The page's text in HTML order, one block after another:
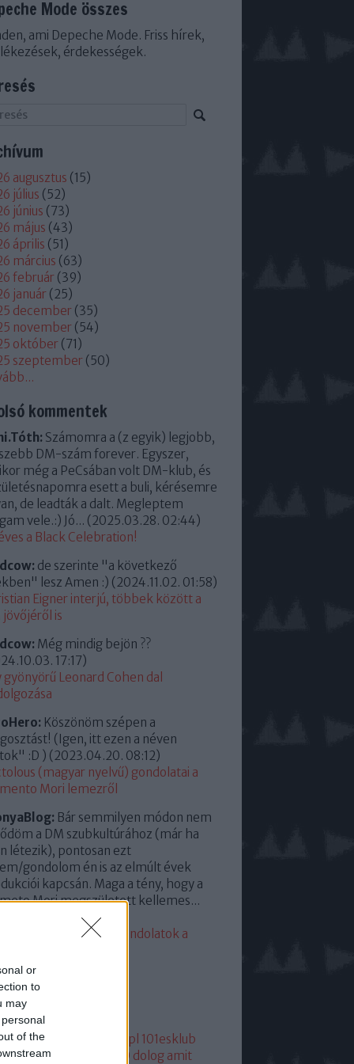
or
to
may
of the
Mode összes
ami Depeche Mode. Friss hírek,
érdekességek.
augusztus (15)
július (52)
június (73)
május (43)
április (51)
március (63)
február (39)
január (25)
december (35)
november (54)
október (71)
szeptember (50)
...
kommentek
Számomra a (z egyik) legjobb,
DM-szám forever. Egyszer,
még a PeCsában volt DM-klub, és
esett a buli, kérésemre
de leadták a dalt. Megleptem
vele.:) Jó... (2025.03.28. 02:44)
a Black Celebration!
de szerinte "a következő
lesz Amen :) (2024.11.02. 01:58)
Eigner interjú, többek között a
jövőjéről is
Még mindig bejön ??
17:17)
gyönyörű Leonard Cohen dal
Köszönöm szépen a
(Igen, itt ezen a néven
:D ) (2023.04.20. 08:12)
(magyar nyelvű) gondolatai a
Mori lemezről
Bár semmilyen módon nem
a DM szubkultúrához (már ha
létezik), pontosan ezt
gondolom én is az elmúlt évek
kapcsán. Maga a tény, hogy a
Mori megszületett kellemes...
15:35)
eddigi leggyengébb. Gondolatok a
20
1 1+2101 101dm.pl 101esklub
101 hang
10 dolog amit